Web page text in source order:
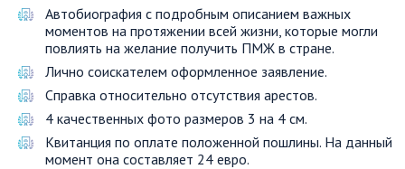
Автобиография с подробным описанием важных
моментов на протяжении всей жизни, которые могли
повлиять на желание получить ПМЖ в стране.
Лично соискателем оформленное заявление.
Справка относительно отсутствия арестов.
4 качественных фото размеров 3 на 4 см.
Квитанция по оплате положенной пошлины. На данный
момент она составляет 24 евро.